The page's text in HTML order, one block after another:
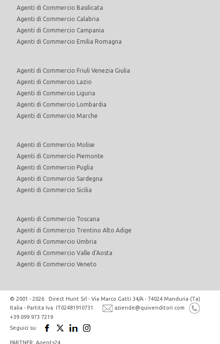
Agenti di Commercio Basilicata
Agenti di Commercio Calabria
Agenti di Commercio Campania
Agenti di Commercio Emilia Romagna
Agenti di Commercio Friuli Venezia Giulia
Agenti di Commercio Lazio
Agenti di Commercio Liguria
Agenti di Commercio Lombardia
Agenti di Commercio Marche
Agenti di Commercio Molise
Agenti di Commercio Piemonte
Agenti di Commercio Puglia
Agenti di Commercio Sardegna
Agenti di Commercio Sicilia
Agenti di Commercio Toscana
Agenti di Commercio Trentino Alto Adige
Agenti di Commercio Umbria
Agenti di Commercio Valle d'Aosta
Agenti di Commercio Veneto
© 2001 - 2026 Direct Hunt Srl - Via Marco Gatti 34/A - 74024 Manduria (Ta)
Italia - Partita Iva: IT02481910731
aziende@quivenditori.com
+39 099 973 7219
Seguici su:
PARTNER: Agents24